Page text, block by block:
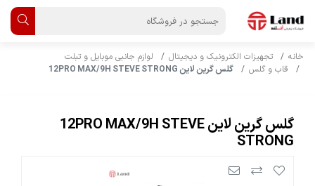
خانه تجهیزات الکترونیک و دیجیتال
لوازم جانبی موبایل و تبلت
قاب و گلس
گلس گرین لاین 12PRO MAX/9H STEVE STRONG
گلس گرین لاین 12PRO MAX/9H STEVE
STRONG